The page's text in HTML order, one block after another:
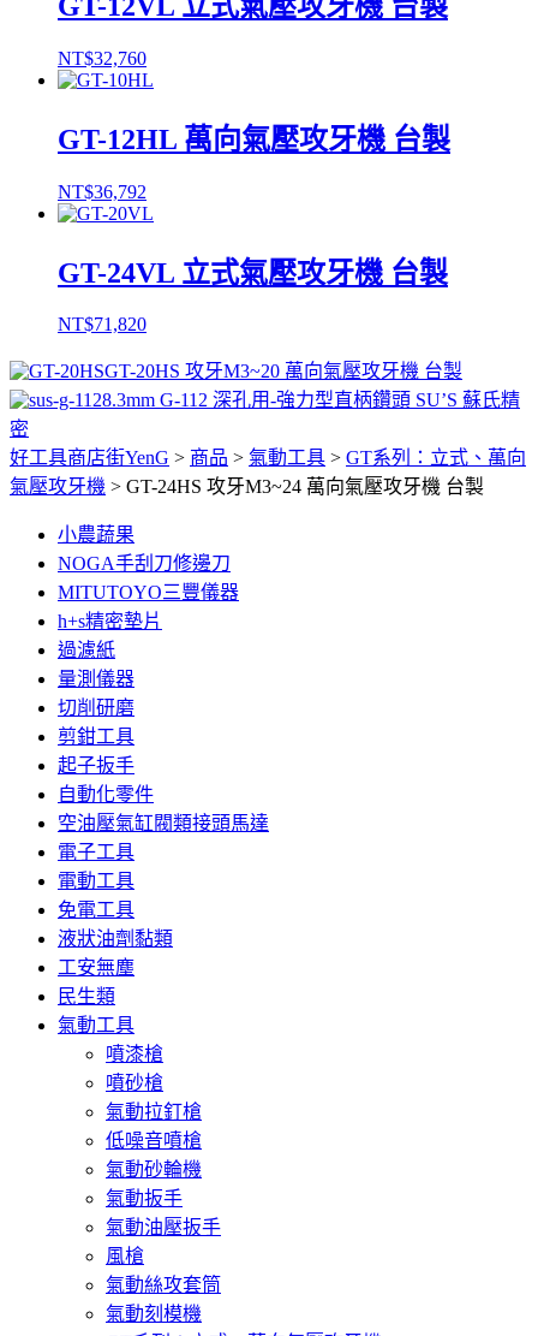
NT$32,760
GT-12HL 萬向氣壓攻牙機 台製
NT$36,792
GT-24VL 立式氣壓攻牙機 台製
NT$71,820
GT-20HS 攻牙M3~20 萬向氣壓攻牙機 台製
8.3mm G-112 深孔用-強力型直柄鑽頭 SU’S 蘇氏精
密
好工具商店街YenG > 商品 > 氣動工具 > GT系列：立式、萬向
氣壓攻牙機 > GT-24HS 攻牙M3~24 萬向氣壓攻牙機 台製
小農蔬果
NOGA手刮刀修邊刀
MITUTOYO三豐儀器
h+s精密墊片
過濾紙
量測儀器
切削研磨
剪鉗工具
起子扳手
自動化零件
空油壓氣缸閥類接頭馬達
電子工具
電動工具
免電工具
液狀油劑黏類
工安無塵
民生類
氣動工具
噴漆槍
噴砂槍
氣動拉釘槍
低噪音噴槍
氣動砂輪機
氣動扳手
氣動油壓扳手
風槍
氣動絲攻套筒
氣動刻模機